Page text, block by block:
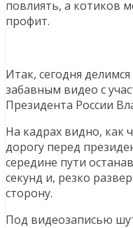
повлиять, а котиков
профит.
Итак, сегодня
забавным видео с
Президента России
На кадрах видно, как
дорогу перед
середине пути
секунд и, резко
сторону.
Под видеозаписью